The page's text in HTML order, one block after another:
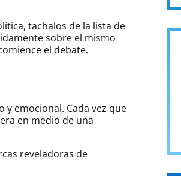
tachalos de la lista de
sobre el mismo
el debate.
emocional. Cada vez que
en medio de una
reveladoras de